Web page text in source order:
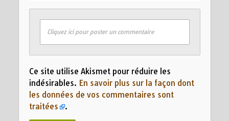
Cliquez ici pour poster un commentaire
Ce site utilise Akismet pour réduire les
indésirables. En savoir plus sur la façon dont
les données de vos commentaires sont
traitées
.